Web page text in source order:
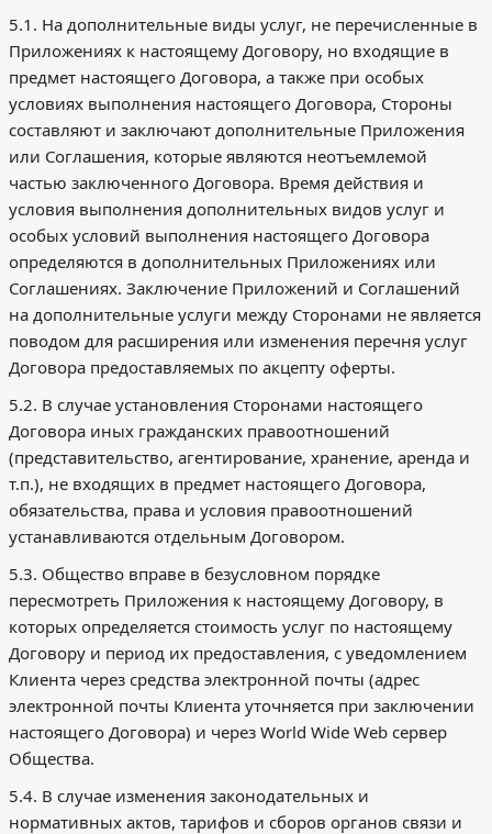
5.1. На дополнительные виды услуг, не перечисленные в
Приложениях к настоящему Договору, но входящие в
предмет настоящего Договора, а также при особых
условиях выполнения настоящего Договора, Стороны
составляют и заключают дополнительные Приложения
или Соглашения, которые являются неотъемлемой
частью заключенного Договора. Время действия и
условия выполнения дополнительных видов услуг и
особых условий выполнения настоящего Договора
определяются в дополнительных Приложениях или
Соглашениях. Заключение Приложений и Соглашений
на дополнительные услуги между Сторонами не является
поводом для расширения или изменения перечня услуг
Договора предоставляемых по акцепту оферты.
5.2. В случае установления Сторонами настоящего
Договора иных гражданских правоотношений
(представительство, агентирование, хранение, аренда и
т.п.), не входящих в предмет настоящего Договора,
обязательства, права и условия правоотношений
устанавливаются отдельным Договором.
5.3. Общество вправе в безусловном порядке
пересмотреть Приложения к настоящему Договору, в
которых определяется стоимость услуг по настоящему
Договору и период их предоставления, с уведомлением
Клиента через средства электронной почты (адрес
электронной почты Клиента уточняется при заключении
настоящего Договора) и через World Wide Web сервер
Общества.
5.4. В случае изменения законодательных и
нормативных актов, тарифов и сборов органов связи и